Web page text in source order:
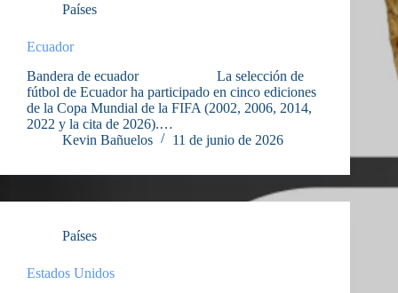
Países
Ecuador
Bandera de ecuador La selección de
fútbol de Ecuador ha participado en cinco ediciones
de la Copa Mundial de la FIFA (2002, 2006, 2014,
2022 y la cita de 2026).…
Kevin Bañuelos
11 de junio de 2026
Países
Estados Unidos